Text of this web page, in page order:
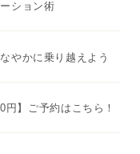
ション術
やかに乗り越えよう
】ご予約はこちら！